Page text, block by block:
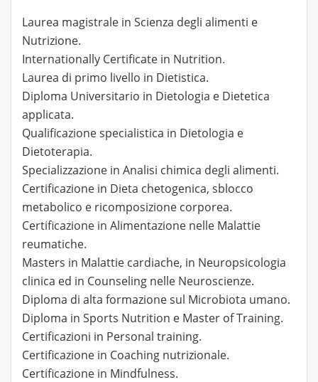
Laurea magistrale in Scienza degli alimenti e
Nutrizione.
Internationally Certificate in Nutrition.
Laurea di primo livello in Dietistica.
Diploma Universitario in Dietologia e Dietetica
applicata.
Qualificazione specialistica in Dietologia e
Dietoterapia.
Specializzazione in Analisi chimica degli alimenti.
Certificazione in Dieta chetogenica, sblocco
metabolico e ricomposizione corporea.
Certificazione in Alimentazione nelle Malattie
reumatiche.
Masters in Malattie cardiache, in Neuropsicologia
clinica ed in Counseling nelle Neuroscienze.
Diploma di alta formazione sul Microbiota umano.
Diploma in Sports Nutrition e Master of Training.
Certificazioni in Personal training.
Certificazione in Coaching nutrizionale.
Certificazione in Mindfulness.